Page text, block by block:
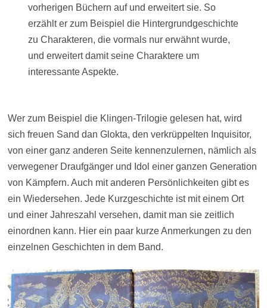
vorherigen Büchern auf und erweitert sie. So
erzählt er zum Beispiel die Hintergrundgeschichte
zu Charakteren, die vormals nur erwähnt wurde,
und erweitert damit seine Charaktere um
interessante Aspekte.
Wer zum Beispiel die Klingen-Trilogie gelesen hat, wird
sich freuen Sand dan Glokta, den verkrüppelten Inquisitor,
von einer ganz anderen Seite kennenzulernen, nämlich als
verwegener Draufgänger und Idol einer ganzen Generation
von Kämpfern. Auch mit anderen Persönlichkeiten gibt es
ein Wiedersehen. Jede Kurzgeschichte ist mit einem Ort
und einer Jahreszahl versehen, damit man sie zeitlich
einordnen kann. Hier ein paar kurze Anmerkungen zu den
einzelnen Geschichten in dem Band.